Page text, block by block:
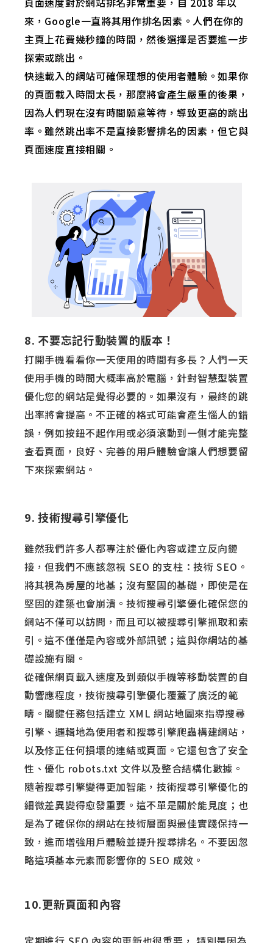
來，Google一直將其用作排名因素。人們在你的
主頁上花費幾秒鐘的時間，然後選擇是否要進一步
探索或跳出。
快速載入的網站可確保理想的使用者體驗。如果你
的頁面載入時間太長，那麼將會產生嚴重的後果，
因為人們現在沒有時間願意等待，導致更高的跳出
率。雖然跳出率不是直接影響排名的因素，但它與
頁面速度直接相關。
8. 不要忘記行動裝置的版本！
打開手機看看你一天使用的時間有多長？人們一天
使用手機的時間大概率高於電腦，針對智慧型裝置
優化您的網站是覺得必要的。如果沒有，最終的跳
出率將會提高。不正確的格式可能會產生惱人的錯
誤，例如按鈕不起作用或必須滾動到一側才能完整
查看頁面，良好、完善的用戶體驗會讓人們想要留
下來探索網站。
9. 技術搜尋引擎優化
雖然我們許多人都專注於優化內容或建立反向鏈
接，但我們不應該忽視 SEO 的支柱：技術 SEO。
將其視為房屋的地基；沒有堅固的基礎，即使是在
堅固的建築也會崩潰。技術搜尋引擎優化確保您的
網站不僅可以訪問，而且可以被搜尋引擎抓取和索
引。這不僅僅是內容或外部訊號；這與你網站的基
礎設施有關。
從確保網頁載入速度及到類似手機等移動裝置的自
動響應程度，技術搜尋引擎優化覆蓋了廣泛的範
疇。關鍵任務包括建立 XML 網站地圖來指導搜尋
引擎、邏輯地為使用者和搜尋引擎爬蟲構建網站，
以及修正任何損壞的連結或頁面。它還包含了安全
性、優化 robots.txt 文件以及整合結構化數據。
隨著搜尋引擎變得更加智能，技術搜尋引擎優化的
細微差異變得愈發重要。這不單是關於能見度；也
是為了確保你的網站在技術層面與最佳實踐保持一
致，進而增強用戶體驗並提升搜尋排名。不要因忽
略這項基本元素而影響你的 SEO 成效。
10.更新頁面和內容